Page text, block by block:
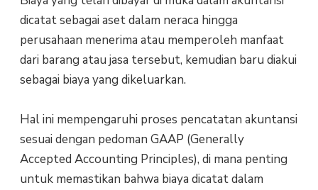
dicatat sebagai aset dalam neraca hingga
perusahaan menerima atau memperoleh manfaat
dari barang atau jasa tersebut, kemudian baru diakui
sebagai biaya yang dikeluarkan.
Hal ini mempengaruhi proses pencatatan akuntansi
sesuai dengan pedoman GAAP (Generally
Accepted Accounting Principles), di mana penting
untuk memastikan bahwa biaya dicatat dalam